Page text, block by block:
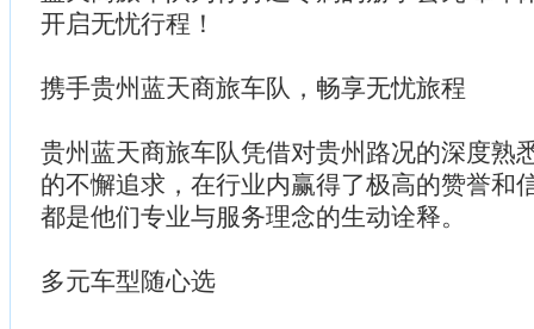
开启无忧行程！
携手贵州蓝天商旅车队，畅享无忧旅程
贵州蓝天商旅车队凭借对贵州路况的深度熟
的不懈追求，在行业内赢得了极高的赞誉和
都是他们专业与服务理念的生动诠释。
多元车型随心选